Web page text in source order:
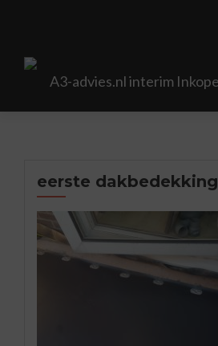
eerste dakbedekking